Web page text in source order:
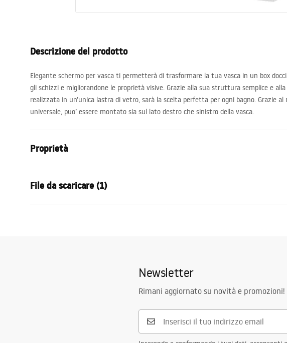
Descrizione del prodotto
Elegante schermo per vasca ti permetterà di trasformare la tua vasca in un box
gli schizzi e migliorandone le proprietà visive. Grazie alla sua struttura semplice e
realizzata in un’unica lastra di vetro, sarà la scelta perfetta per ogni bagno. Grazie al
universale, puo’ essere montato sia sul lato destro che sinistro della vasca.
Proprietà
Materiale
Colore
Nero
Trasparente
1 anta
File da scaricare (1)
Newsletter
Rimani aggiornato su novità e promozioni!